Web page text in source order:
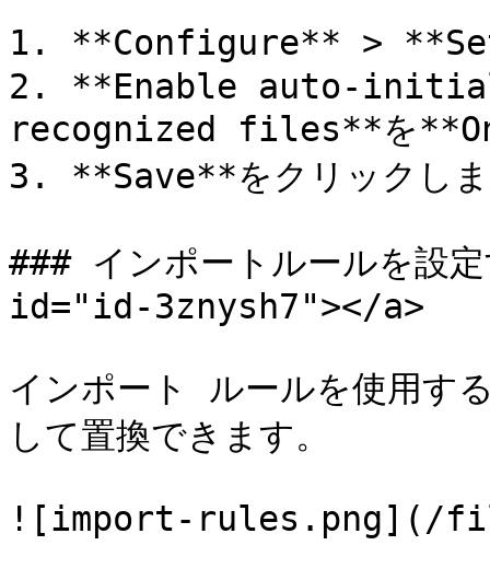
1. **Configure** >
2. **Enable auto-
recognized files**を
3. **Save**をクリックし
### インポートルールを
id="id-3znysh7"></a>
インポート ルールを使用す
して置換できます。
![import-rules.png](/